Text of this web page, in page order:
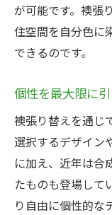
が可能です。襖張
住空間を自分色に
できるのです。
個性を最大限に
襖張り替えを通じ
選択するデザイン
に加え、近年は合
たものも登場して
り自由に個性的な